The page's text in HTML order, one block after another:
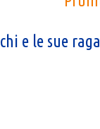
e le sue